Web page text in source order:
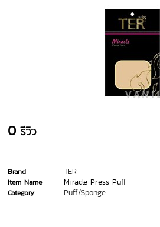
0 รีวิว
Brand TER
Item Name Miracle Press Puff
Category Puff/Sponge